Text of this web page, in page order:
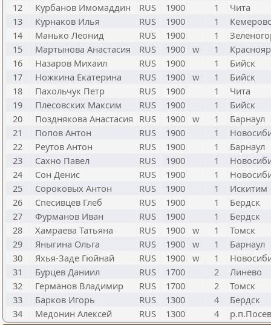
12
Курбанов Имомаддин RUS 1900 1
Чита
13
Курнаков Илья RUS 1900 1
14
Манько Леонид RUS 1900 1
15
Мартынова Анастасия RUS 1900 w 1
16
Назаров Михаил RUS 1900 1
Бийск
17
Ножкина Екатерина RUS 1900 w 1
Бийск
18
Пахольчук Петр RUS 1900 1
Чита
19
Плесовских Максим RUS 1900 1
Бийск
20
Позднякова Анастасия RUS 1900 w 1
Барнаул
21
Попов Антон RUS 1900 1
22
Реутов Антон RUS 1900 1
Барнаул
23
Сахно Павел RUS 1900 1
24
Сон Денис RUS 1900 1
25
Сороковых Антон RUS 1900 1
Искитим
26
Спесивцев Глеб RUS 1900 1
Бердск
27
Фурманов Иван RUS 1900 1
Бердск
28
Хамраева Татьяна RUS 1900 w 1
Томск
29
Яныгина Ольга RUS 1900 w 1
Барнаул
30
Яхья-Заде Гюйнай RUS 1900 w 1
31
Бурцев Даниил RUS 1700 2
Линево
32
Германов Владимир RUS 1700 2
Томск
33
Барков Игорь RUS 1300 4
Бердск
34
Медонин Алексей RUS 1300 4